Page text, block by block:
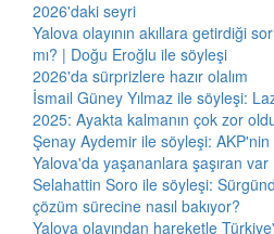
2026'daki seyri
Yalova olayının akıllara getirdiği
mı? | Doğu Eroğlu ile söyleşi
2026'da sürprizlere hazır olalım
İsmail Güney Yılmaz ile söyleşi:
2025: Ayakta kalmanın çok zor
Şenay Aydemir ile söyleşi: AKP'nin
Yalova'da yaşananlara şaşıran var
Selahattin Soro ile söyleşi:
çözüm sürecine nasıl bakıyor?
Yalova olayından hareketle